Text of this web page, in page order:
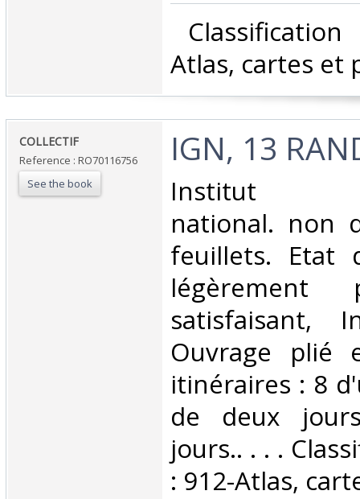
Atlas, cartes et
‎COLLECTIF‎
Reference : RO70116756
See the book
‎IGN, 13
‎Institut
national. non
feuillets. Etat
légèrement
satisfaisant,
Ouvrage plié
itinéraires : 8
de deux
jours.. . . .
: 912-Atlas,